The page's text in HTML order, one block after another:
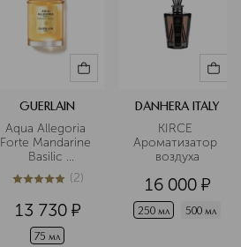
GUERLAIN
Aqua Allegoria
Forte Mandarine
Basilic
Парфюмерная
вода
5из 52 (2)
13 730 ¤
75 мл
DANHERA ITALY
KIRCE
Ароматизатор
воздуха
16 000 ¤
250 мл 500 мл